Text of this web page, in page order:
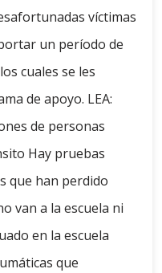
víctimas
un período de
cuales se les
de apoyo. LEA:
de personas
Hay pruebas
que han perdido
van a la escuela ni
en la escuela
que